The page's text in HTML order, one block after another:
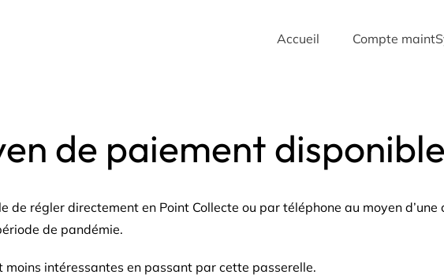
Accueil Compte
de paiement
de régler directement en Point Collecte ou par téléphone au moyen
de pandémie.
intéressantes en passant par cette passerelle.